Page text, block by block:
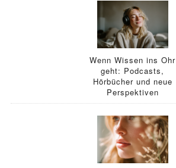
Wenn Wissen ins Ohr
geht: Podcasts,
Hörbücher und neue
Perspektiven